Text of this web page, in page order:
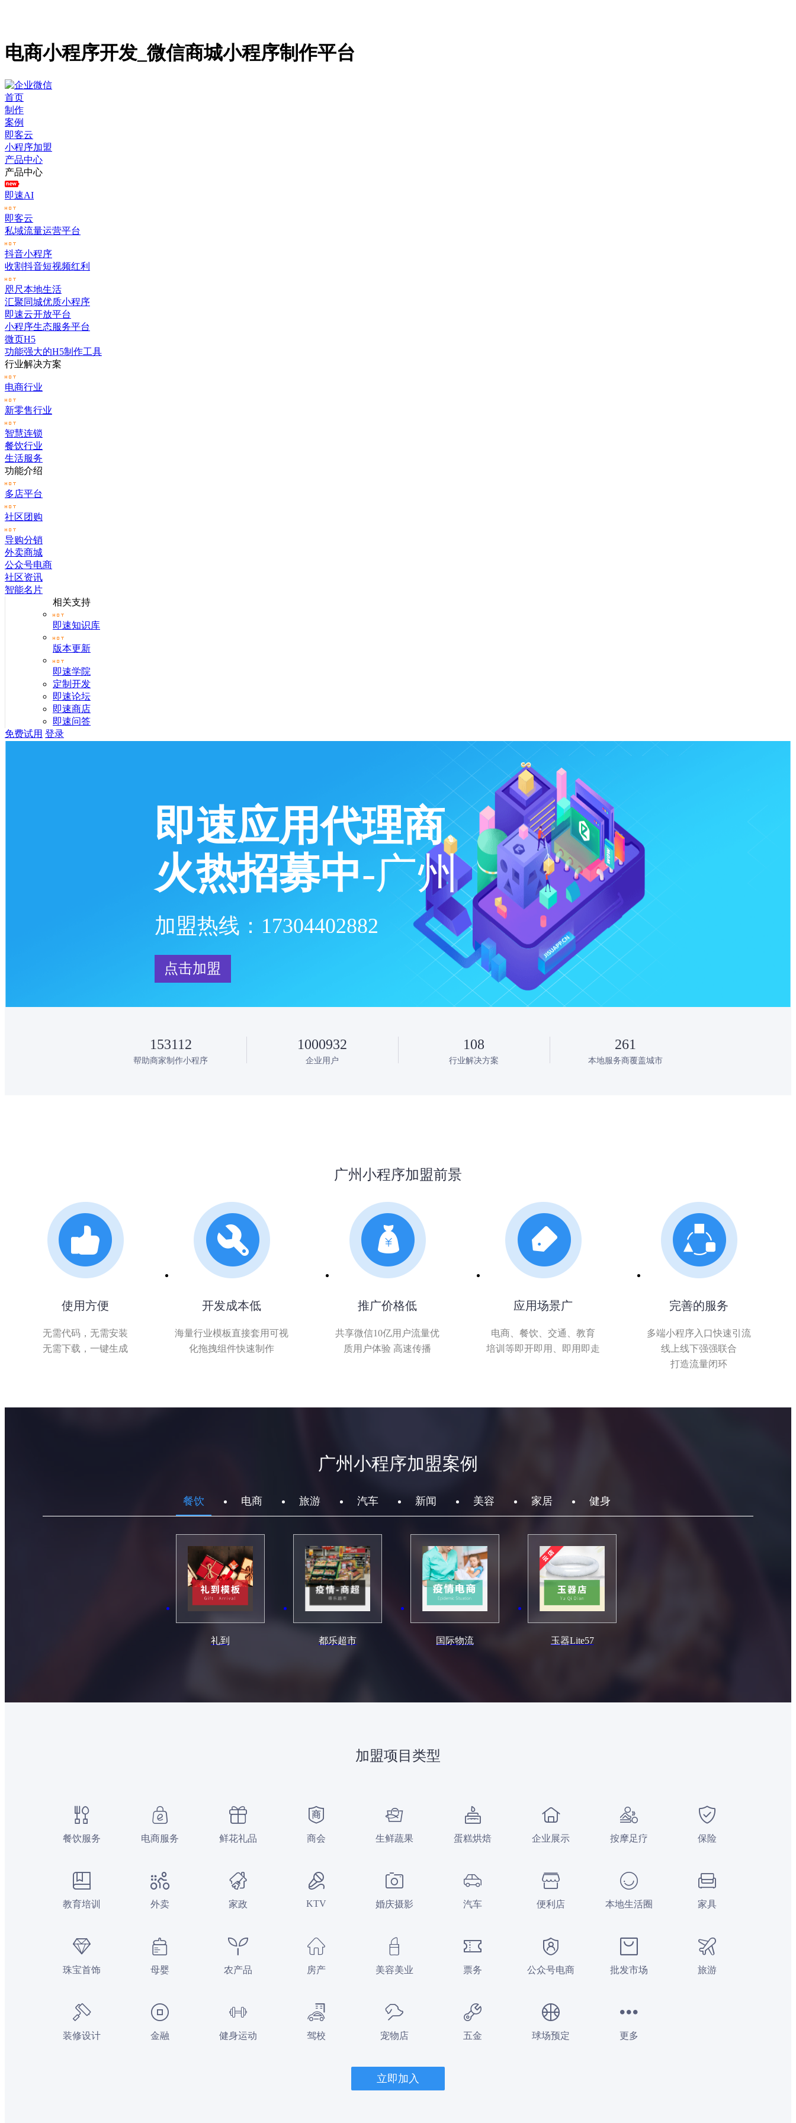
电商小程序开发_微信商城小程序制作平台
首页
制作
案例
即客云
小程序加盟
产品中心
产品中心
即速AI
即客云
私域流量运营平台
抖音小程序
收割抖音短视频红利
咫尺本地生活
汇聚同城优质小程序
即速云开放平台
小程序生态服务平台
微页H5
功能强大的H5制作工具
行业解决方案
电商行业
新零售行业
智慧连锁
餐饮行业
生活服务
功能介绍
多店平台
社区团购
导购分销
外卖商城
公众号电商
社区资讯
智能名片
相关支持
即速知识库
版本更新
即速学院
定制开发
即速论坛
即速商店
即速问答
免费试用 登录
即速应用代理商
火热招募中-广州
加盟热线：17304402882
点击加盟
153112
帮助商家制作小程序
1000932
企业用户
108
行业解决方案
261
本地服务商覆盖城市
广州小程序加盟前景
使用方便
无需代码，无需安装
无需下载，一键生成
开发成本低
海量行业模板直接套用可视
化拖拽组件快速制作
推广价格低
共享微信10亿用户流量优
质用户体验 高速传播
应用场景广
电商、餐饮、交通、教育
培训等即开即用、即用即走
完善的服务
多端小程序入口快速引流
线上线下强强联合
打造流量闭环
广州小程序加盟案例
餐饮 电商 旅游 汽车 新闻 美容 家居 健身
礼到 都乐超市 国际物流 玉器Lite57
加盟项目类型
餐饮服务 电商服务 鲜花礼品 商会 生鲜蔬果 蛋糕烘焙 企业展示 按摩足疗 保险
教育培训 外卖 家政 KTV 婚庆摄影 汽车 便利店 本地生活圈 家具
珠宝首饰 母婴 农产品 房产 美容美业 票务 公众号电商 批发市场 旅游
装修设计 金融 健身运动 驾校 宠物店 五金 球场预定 更多
立即加入